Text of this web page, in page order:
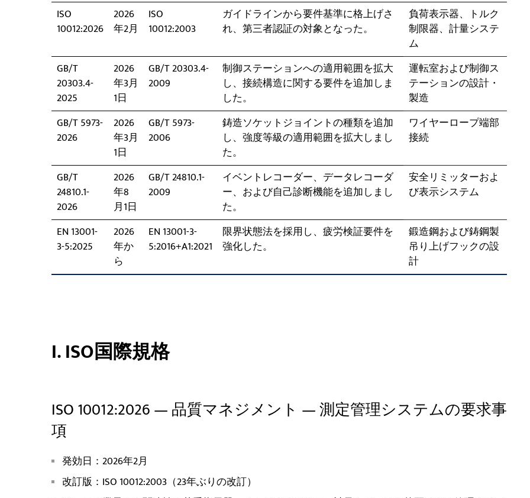
ISO
10012:2026
2026
年2月
ISO
10012:2003
ガイドラインから要件基準に格上げさ
れ、第三者認証の対象となった。
負荷表示器、トルク
制限器、計量システ
ム
GB/T
20303.4-
2025
2026
年3月
1日
GB/T 20303.4-
2009
制御ステーションへの適用範囲を拡大
し、接続構造に関する要件を追加しま
した。
運転室および制御ス
テーションの設計・
製造
GB/T 5973-
2026
2026
年3月
1日
GB/T 5973-
2006
鋳造ソケットジョイントの種類を追加
し、強度等級の適用範囲を拡大しまし
た。
ワイヤーロープ端部
接続
GB/T
24810.1-
2026
2026
年8
月1日
GB/T 24810.1-
2009
イベントレコーダー、データレコーダ
ー、および自己診断機能を追加しまし
た。
安全リミッターおよ
び表示システム
EN 13001-
3-5:2025
2026
年か
ら
EN 13001-3-
5:2016+A1:2021
限界状態法を採用し、疲労検証要件を
強化した。
鍛造鋼および鋳鋼製
吊り上げフックの設
計
I. ISO国際規格
ISO 10012:2026 — 品質マネジメント — 測定管理システムの要求事
項
発効日：2026年2月
改訂版：ISO 10012:2003（23年ぶりの改訂）